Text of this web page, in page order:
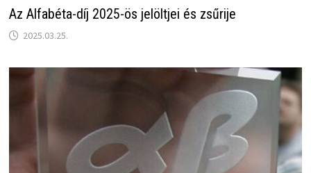
Az Alfabéta-díj 2025-ös jelöltjei és zsűrije
2025.03.25.